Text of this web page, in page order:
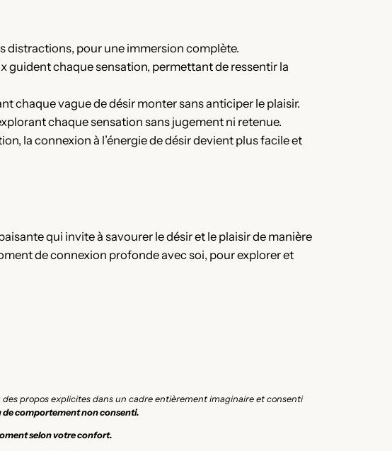
distractions, pour une immersion complète.
guident chaque sensation, permettant de ressentir la
chaque vague de désir monter sans anticiper le plaisir.
chaque sensation sans jugement ni retenue.
la connexion à l’énergie de désir devient plus facile et
qui invite à savourer le désir et le plaisir de manière
de connexion profonde avec soi, pour explorer et
des propos explicites dans un cadre entièrement imaginaire et consenti
de comportement non consenti.
selon votre confort.